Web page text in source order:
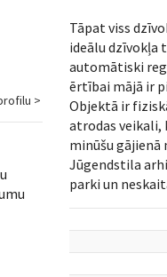
Tāpat viss
ideālu dzīvokļa
automātiski
ērtībai mājā ir
Objektā ir
atrodas veikali,
minūšu gājienā
Jūgendstila
parki un
>